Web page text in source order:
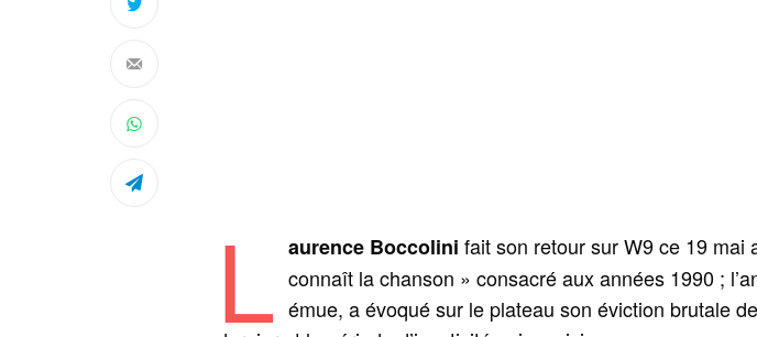
L aurence Boccolini fait son retour sur W9 ce 19 mai
connaît la chanson » consacré aux années 1990 ;
émue, a évoqué sur le plateau son éviction brutale